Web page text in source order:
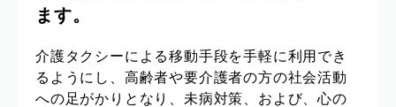
ます。
介護タクシーによる移動手段を手軽に利用でき
るようにし、高齢者や要介護者の方の社会活動
への足がかりとなり、未病対策、および、心の